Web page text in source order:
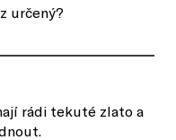
určený?
rádi tekuté zlato a